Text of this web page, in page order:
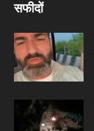
सफीदों